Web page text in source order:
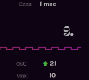
9.
msc
Czas:
Ost.: 21
10
Max: